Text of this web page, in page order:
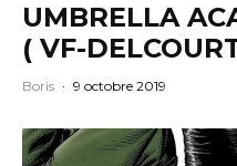
UMBRELLA
( VF-
Boris · 9 octobre 2019